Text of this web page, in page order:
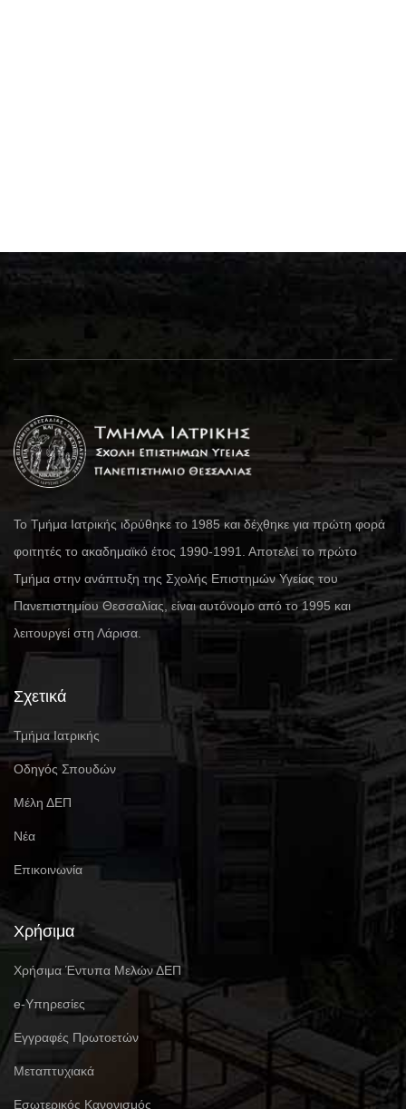
Το Τμήμα Ιατρικής ιδρύθηκε το 1985 και δέχθηκε για πρώτη φορά
φοιτητές το ακαδημαϊκό έτος 1990-1991. Αποτελεί το πρώτο
Τμήμα στην ανάπτυξη της Σχολής Επιστημών Υγείας του
Πανεπιστημίου Θεσσαλίας, είναι αυτόνομο από το 1995 και
λειτουργεί στη Λάρισα.
Σχετικά
Τμήμα Ιατρικής
Οδηγός Σπουδών
Μέλη ΔΕΠ
Νέα
Επικοινωνία
Χρήσιμα
Χρήσιμα Έντυπα Μελών ΔΕΠ
e-Υπηρεσίες
Eγγραφές Πρωτοετών
Μεταπτυχιακά
Εσωτερικός Κανονισμός